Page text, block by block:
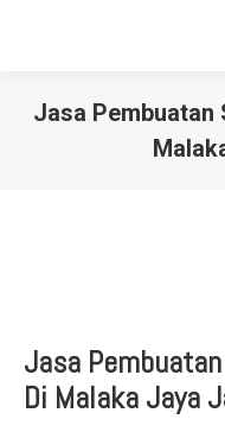
Jasa Pembuatan
Jasa
Di Malaka Jaya